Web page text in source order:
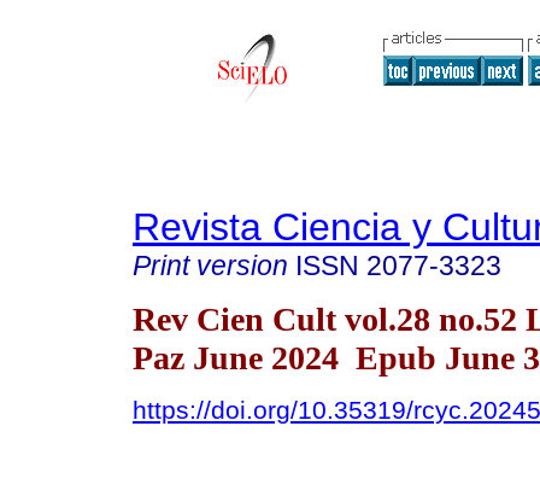
Revista Ciencia y
Print version ISSN 2077-3323
Rev Cien Cult vol.28 no.52
Paz June 2024 Epub June
https://doi.org/10.35319/